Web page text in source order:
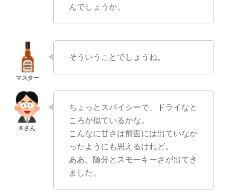
んでしょうか。
そういうことでしょうね。
ちょっとスパイシーで、ドライなと
ころが似ているかな。
こんなに甘さは前面には出ていなか
ったようにも思えるけれど。
ああ、随分とスモーキーさが出てき
ました。